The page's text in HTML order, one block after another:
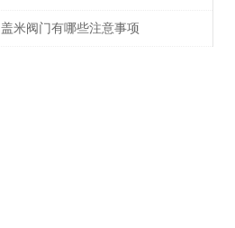
SPECK泵备件
盖米阀门有哪些注意事项